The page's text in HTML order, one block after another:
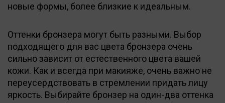
новые формы, более близкие к идеальным.
Оттенки бронзера могут быть разными. Выбор
подходящего для вас цвета бронзера очень
сильно зависит от естественного цвета вашей
кожи. Как и всегда при макияже, очень важно не
переусердствовать в стремлении придать лицу
яркость. Выбирайте бронзер на один-два оттенка